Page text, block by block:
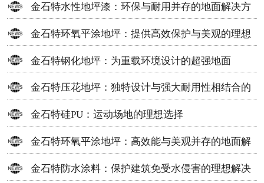
金石特水性地坪漆：环保与耐用并存的地面解决方
案
金石特环氧平涂地坪：提供高效保护与美观的理想
选择
金石特钢化地坪：为重载环境设计的超强地面
金石特压花地坪：独特设计与强大耐用性相结合的
地面材料
金石特硅PU：运动场地的理想选择
金石特环氧平涂地坪：高效能与美观并存的地面解
决方案
金石特防水涂料：保护建筑免受水侵害的理想解决